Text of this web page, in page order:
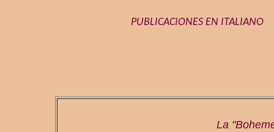
PUBLICACIONES EN ITALIANO
La